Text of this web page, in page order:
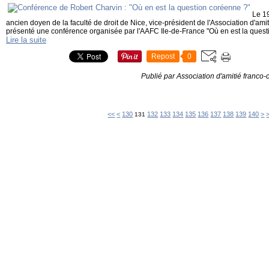
Le
ancien doyen de la faculté de droit de Nice, vice-président de l'Association
présenté une conférence organisée par l'AAFC Ile-de-France "Où en est la
Lire la suite
Repost 0
Publié par Association d'amitié franco-
<< < 100
110
120
130 131 132 133 134 135 136 137 138 139 140 >